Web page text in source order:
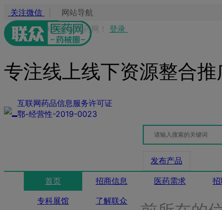
关注微信
网站导航
您好，欢迎来到联众医药网！
登录
专注线上线下资源整合推
互联网药品信息服务许可证
鄂-经营性-2019-0023
发布产品
首页 招商信息 医药需求
专科展馆
了解联众